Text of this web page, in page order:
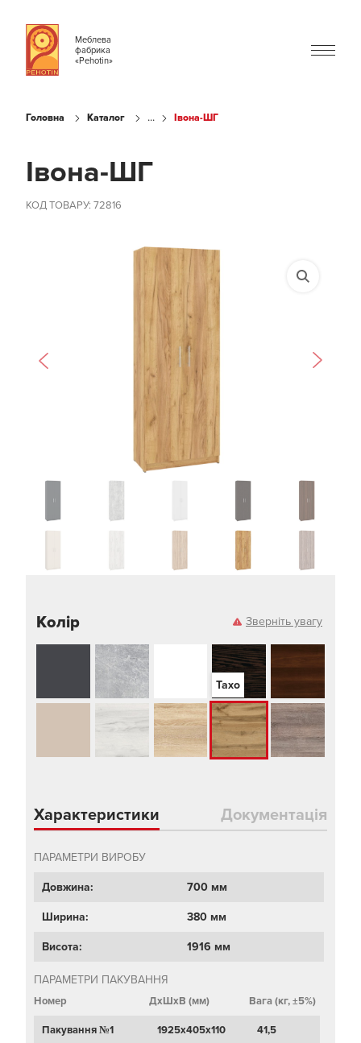
Меблева
фабрика
«Pehotin»
Головна Каталог ... Івона-ШГ
Івона-ШГ
КОД ТОВАРУ: 72816
Зверніть увагу
Колір
Тахо
Характеристики Документація
ПАРАМЕТРИ ВИРОБУ
Довжина: 700 мм
Ширина: 380 мм
Висота: 1916 мм
ПАРАМЕТРИ ПАКУВАННЯ
Номер ДхШхВ (мм) Вага (кг, ±5%)
Пакування №1 1925х405х110 41,5